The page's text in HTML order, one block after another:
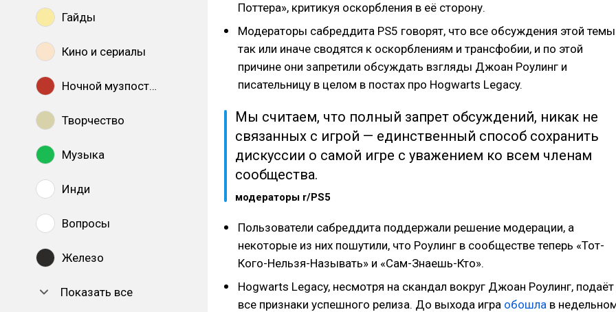
Гайды
Кино и сериалы
Ночной музпостинг
Творчество
Музыка
Инди
Вопросы
Железо
Показать все
Поттера», критикуя оскорбления в её сторону.
Модераторы сабреддита PS5 говорят, что все обсуждения этой темы
так или иначе сводятся к оскорблениям и трансфобии, и по этой
причине они запретили обсуждать взгляды Джоан Роулинг и
писательницу в целом в постах про Hogwarts Legacy.
Мы считаем, что полный запрет обсуждений, никак не
связанных с игрой — единственный способ сохранить
дискуссии о самой игре с уважением ко всем членам
сообщества.
модераторы r/PS5
Пользователи сабреддита поддержали решение модерации, а
некоторые из них пошутили, что Роулинг в сообществе теперь «Тот-
Кого-Нельзя-Называть» и «Сам-Знаешь-Кто».
Hogwarts Legacy, несмотря на скандал вокруг Джоан Роулинг, подаёт
все признаки успешного релиза. До выхода игра обошла в